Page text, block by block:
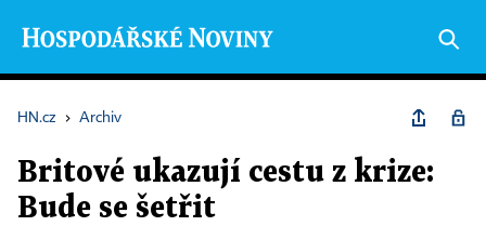
HN.cz › Archiv
Britové ukazují cestu z krize:
Bude se šetřit